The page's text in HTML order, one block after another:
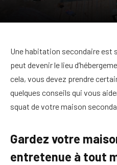
Une habitation secondaire est
peut devenir le lieu
cela, vous devez prendre
quelques conseils qui vous
squat de votre maison
Gardez votre
entretenue à tout